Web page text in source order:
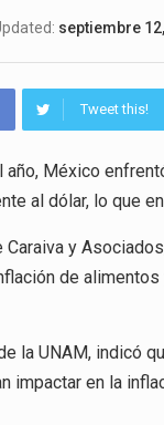
El Departamento de
La industria
El Tribunal Federal
septiembre
Tweet this!
año, México
al dólar, lo que
Caraiva y
de
la UNAM, indicó
impactar en la